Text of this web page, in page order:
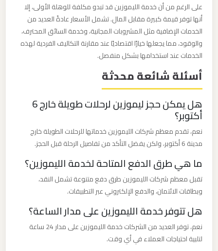
على الرغم من أن خدمة الليموزين قد تبدو مكلفة للوهلة الأولى، إلا
أنها توفر قيمة كبيرة مقابل المال. تشمل الأسعار عادةً العديد من
الخدمات الإضافية مثل المشروبات المجانية، وخدمة السائق المحترف،
والوقود، مما يجعلها خيارًا اقتصاديًا عند مقارنة التكاليف الفردية لهذه
الخدمات عند استخدامها بشكل منفصل.
أسئلة شائعة محدثة
هل يمكن حجز ليموزين لرحلات طويلة خارج 6
أكتوبر؟
نعم، تقدم معظم شركات الليموزين خدماتها للرحلات الطويلة خارج
مدينة 6 أكتوبر، ولكن يفضل التأكد من تفاصيل الرحلة قبل الحجز.
ما هي طرق الدفع المتاحة لخدمة الليموزين؟
تقبل معظم شركات الليموزين طرق دفع متنوعة تشمل النقد،
وبطاقات الائتمان، والدفع الإلكتروني عبر التطبيقات.
هل تتوفر خدمة الليموزين على مدار الساعة؟
نعم، توفر العديد من الشركات خدمة الليموزين على مدار 24 ساعة
لتلبية احتياجات العملاء في أي وقت.
مرسي
مطروح
ليموزين
ليموزين
سفنكس
ليموزين
العرب
والإسكندرية